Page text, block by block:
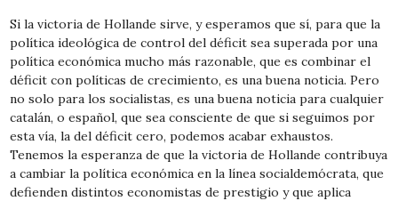
Si la victoria de Hollande sirve, y esperamos que sí, para que la
política ideológica de control del déficit sea superada por una
política económica mucho más razonable, que es combinar el
déficit con políticas de crecimiento, es una buena noticia. Pero
no solo para los socialistas, es una buena noticia para cualquier
catalán, o español, que sea consciente de que si seguimos por
esta vía, la del déficit cero, podemos acabar exhaustos.
Tenemos la esperanza de que la victoria de Hollande contribuya
a cambiar la política económica en la línea socialdemócrata, que
defienden distintos economistas de prestigio y que aplica